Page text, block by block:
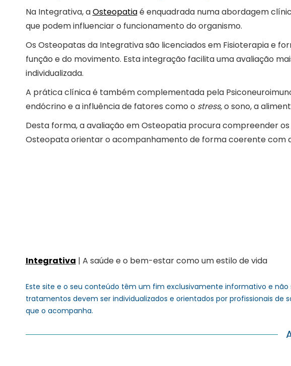
Na Integrativa, aOsteopatiaé enquadrada numa abordagem
que podem influenciar o funcionamento do organismo.
Os Osteopatas da Integrativa são licenciados em Fisioterapia e
função e do movimento. Esta integração facilita uma avaliação
individualizada.
A prática clínica é também complementada pela
endócrino e a influência de fatores como o stress,o sono, a
Desta forma, a avaliação em Osteopatia procura compreender
Osteopata orientar o acompanhamento de forma coerente com
Integrativa | A saúde e o bem-estar como um estilo de vida
Este site e o seu conteúdo têm um fim exclusivamente informativo e
tratamentos devem ser individualizados e orientados por profissionais
que o acompanha.